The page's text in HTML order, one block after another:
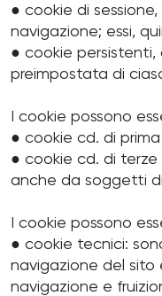
● cookie di
navigazione; essi,
● cookie
preimpostata di
I cookie possono
● cookie cd. di
● cookie cd. di
anche da soggetti
I cookie possono
● cookie tecnici:
navigazione del sito
navigazione e